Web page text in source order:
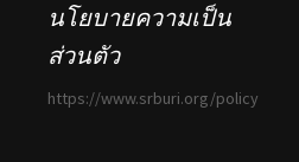
นโยบายความเป็น
ส่วนตัว
https://www.srburi.org/policy